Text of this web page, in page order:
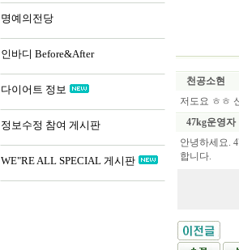
명예의전당
인바디 Before&After
다이어트 정보
정보수정 참여 게시판
WE"RE ALL SPECIAL 게시판
천공소현
저도요 ㅎㅎ
47kg운영자
안녕하세요.
합니다.